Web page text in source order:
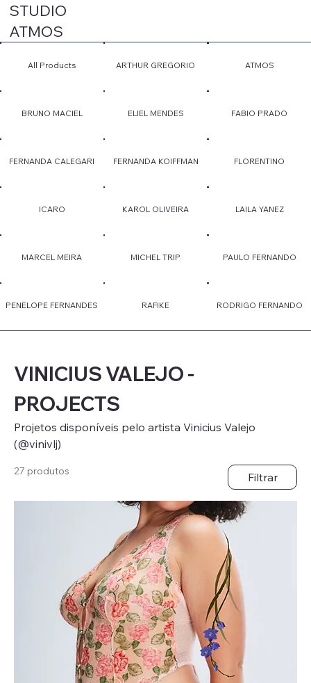
STUDIO
ATMOS
All Products ARTHUR GREGORIO ATMOS
BRUNO MACIEL ELIEL MENDES FABIO PRADO
FERNANDA CALEGARI FERNANDA KOIFFMAN FLORENTINO
ICARO KAROL OLIVEIRA LAILA YANEZ
MARCEL MEIRA MICHEL TRIP PAULO FERNANDO
PENELOPE FERNANDES RAFIKE RODRIGO FERNANDO
VINICIUS VALEJO -
PROJECTS
Projetos disponíveis pelo artista Vinicius Valejo
(@vinivlj)
27 produtos Filtrar